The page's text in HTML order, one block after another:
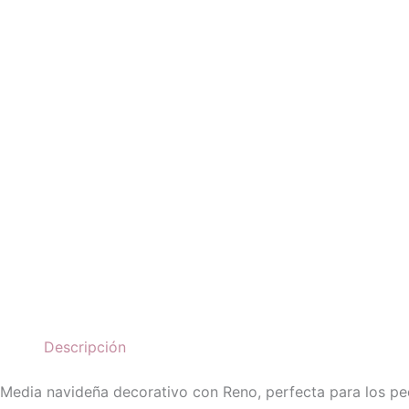
Descripción
Media navideña decorativo con Reno, perfecta para los